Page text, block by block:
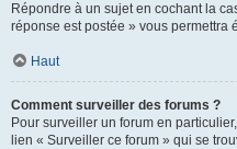
Répondre à un sujet en cochant la
réponse est postée » vous permettra
Haut
Comment surveiller des forums ?
Pour surveiller un forum en
lien « Surveiller ce forum » qui se